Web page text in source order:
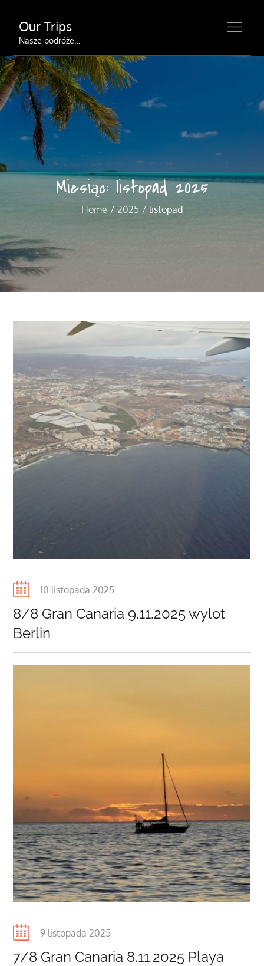
content
Our Trips
Nasze podróże…
Miesiąc:listopad 2025
Home 2025 listopad
Posted
10 listopada 2025
8/8 Gran Canaria 9.11.2025 wylot
Berlin
Posted
9 listopada 2025
7/8 Gran Canaria 8.11.2025 Playa